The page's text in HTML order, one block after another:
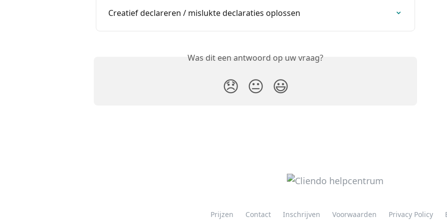
Creatief declareren / mislukte declaraties oplossen
Was dit een antwoord op uw vraag?
😞 😐 😃
Prijzen Contact Inschrijven Voorwaarden Privacy Policy